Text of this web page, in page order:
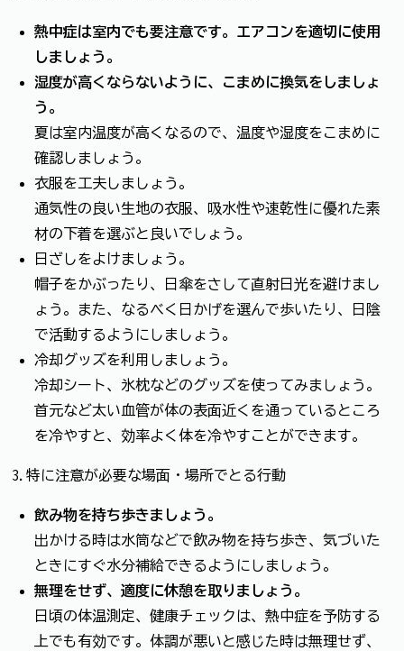
熱中症は室内でも要注意です。エアコンを適切に使用
しましょう。
湿度が高くならないように、こまめに換気をしましょ
う。
夏は室内温度が高くなるので、温度や湿度をこまめに
確認しましょう。
衣服を工夫しましょう。
通気性の良い生地の衣服、吸水性や速乾性に優れた素
材の下着を選ぶと良いでしょう。
日ざしをよけましょう。
帽子をかぶったり、日傘をさして直射日光を避けまし
ょう。また、なるべく日かげを選んで歩いたり、日陰
で活動するようにしましょう。
冷却グッズを利用しましょう。
冷却シート、氷枕などのグッズを使ってみましょう。
首元など太い血管が体の表面近くを通っているところ
を冷やすと、効率よく体を冷やすことができます。
3.特に注意が必要な場面・場所でとる行動
飲み物を持ち歩きましょう。
出かける時は水筒などで飲み物を持ち歩き、気づいた
ときにすぐ水分補給できるようにしましょう。
無理をせず、適度に休憩を取りましょう。
日頃の体温測定、健康チェックは、熱中症を予防する
上でも有効です。体調が悪いと感じた時は無理せず、